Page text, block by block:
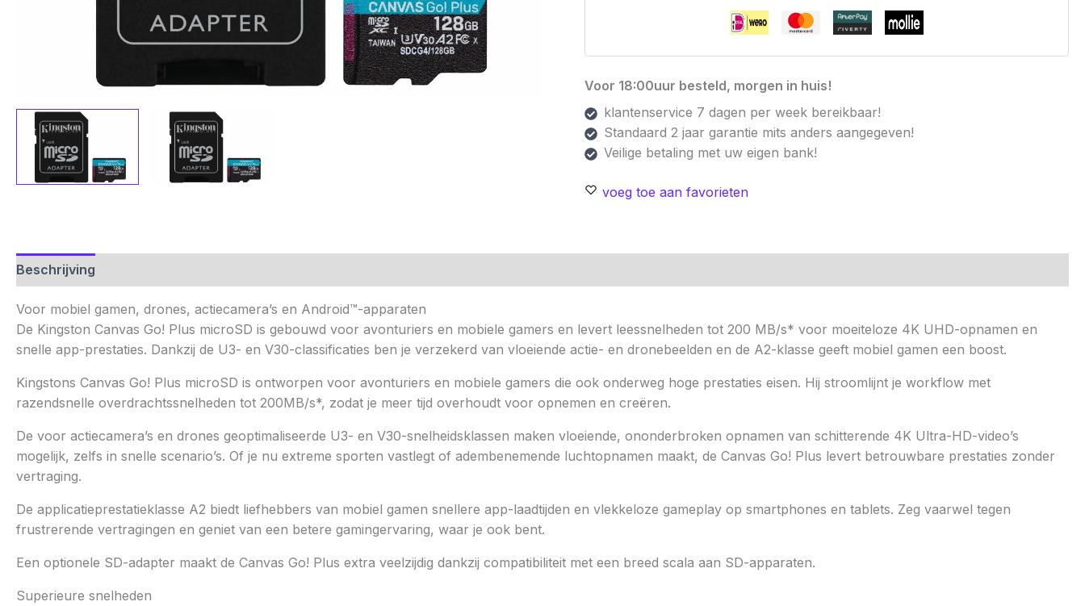
Voor 18:00uur besteld, morgen in huis!
klantenservice 7 dagen per week bereikbaar!
Standaard 2 jaar garantie mits anders aangegeven!
Veilige betaling met uw eigen bank!
voeg toe aan favorieten
Beschrijving
Voor mobiel gamen, drones, actiecamera’s en Android™-apparaten
De Kingston Canvas Go! Plus microSD is gebouwd voor avonturiers en mobiele gamers en levert leessnelheden tot 200 MB/s* voor moeiteloze 4K UHD-opnamen en
snelle app-prestaties. Dankzij de U3- en V30-classificaties ben je verzekerd van vloeiende actie- en dronebeelden en de A2-klasse geeft mobiel gamen een boost.
Kingstons Canvas Go! Plus microSD is ontworpen voor avonturiers en mobiele gamers die ook onderweg hoge prestaties eisen. Hij stroomlijnt je workflow met
razendsnelle overdrachtssnelheden tot 200MB/s*, zodat je meer tijd overhoudt voor opnemen en creëren.
De voor actiecamera’s en drones geoptimaliseerde U3- en V30-snelheidsklassen maken vloeiende, ononderbroken opnamen van schitterende 4K Ultra-HD-video’s
mogelijk, zelfs in snelle scenario’s. Of je nu extreme sporten vastlegt of adembenemende luchtopnamen maakt, de Canvas Go! Plus levert betrouwbare prestaties zonder
vertraging.
De applicatieprestatieklasse A2 biedt liefhebbers van mobiel gamen snellere app-laadtijden en vlekkeloze gameplay op smartphones en tablets. Zeg vaarwel tegen
frustrerende vertragingen en geniet van een betere gamingervaring, waar je ook bent.
Een optionele SD-adapter maakt de Canvas Go! Plus extra veelzijdig dankzij compatibiliteit met een breed scala aan SD-apparaten.
Superieure snelheden